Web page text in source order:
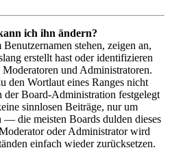
ich ihn ändern?
stehen, zeigen an,
erstellt hast oder identifizieren
und Administratoren.
den Wortlaut eines Ranges nicht
der Board-Administration festgelegt
sinnlosen Beiträge, nur um
— die meisten Boards dulden dieses
oder Administrator wird
einfach wieder zurücksetzen.